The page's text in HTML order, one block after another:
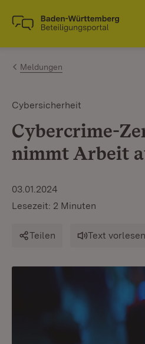
Zum Inhalt springen
Link zur Startseite
Meldungen
Cybersicherheit
Cybercrime-
nimmt Arbeit
03.01.2024
Lesezeit: 2 Minuten
Teilen Text vorlesen